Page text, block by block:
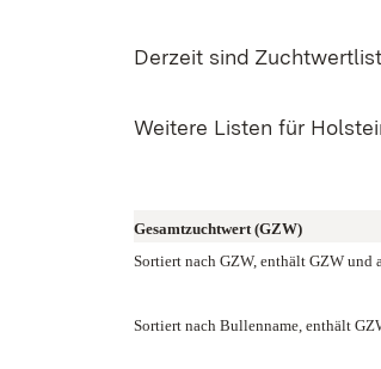
Derzeit sind
Weitere Listen für
Gesamtzuchtwert (GZW)
Sortiert nach GZW, enthält GZW und
Sortiert nach Bullenname, enthält